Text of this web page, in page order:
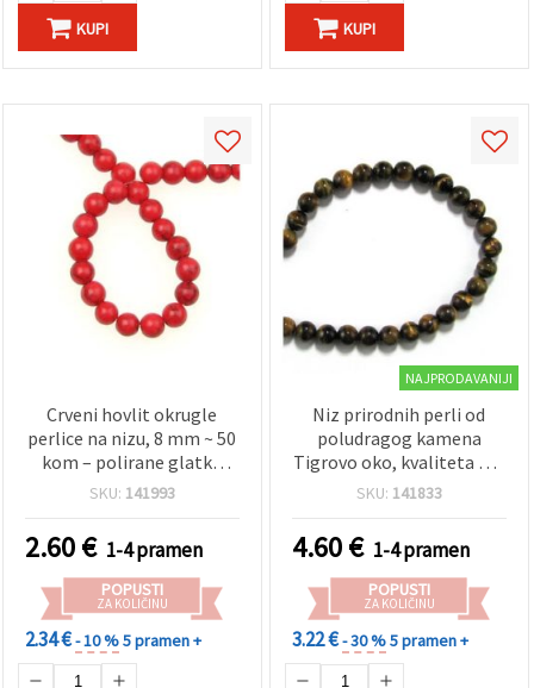
KUPI KUPI
Crveni hovlit okrugle
perlice na nizu, 8 mm ~ 50
kom – polirane glatke
perlice za izradu nakita,
potrepštine za nizanje
perlica
SKU: 141993
2.60€ 1-4 pramen
POPUSTI
ZA KOLIČINU
2.34 €- 10 %5 pramen +
NAJPRODAVANIJI
Niz prirodnih perli od
poludragog kamena
Tigrovo oko, kvaliteta AB,
okrugle 8 mm, polirane
za izradu nakita,
narukvice i DIY projekte
SKU: 141833
4.60€ 1-4 pramen
POPUSTI
ZA KOLIČINU
3.22 €- 30 %5 pramen +